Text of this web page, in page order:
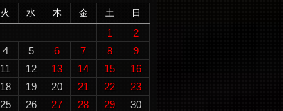
火 水 木 金 土 日
1
2
4 5 6 7 8
9
11 12 13 14 15
16
18 19 20 21 22
23
25 26 27 28 29
30